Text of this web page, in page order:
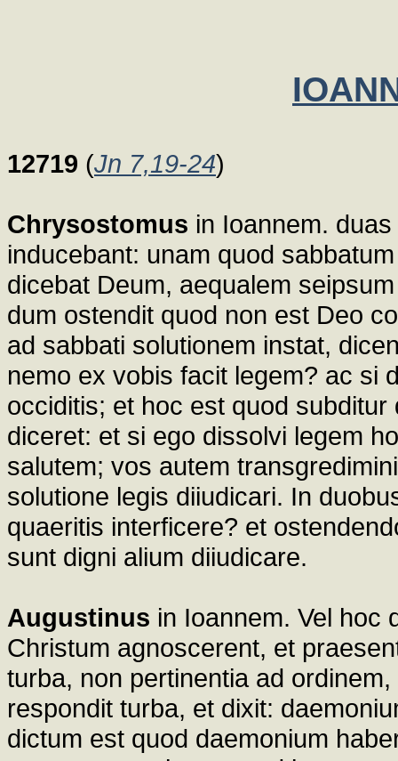
12719 (Jn 7,19-24)
Chrysostomus in Ioannem.
inducebant: unam quod
dicebat Deum, aequalem
dum ostendit quod non est Deo
ad sabbati solutionem instat,
nemo ex vobis facit legem? ac si
occiditis; et hoc est quod
diceret: et si ego dissolvi legem
salutem; vos autem
solutione legis diiudicari. In
quaeritis interficere? et
sunt digni alium diiudicare.
Augustinus in Ioannem. Vel hoc
Christum agnoscerent, et
turba, non pertinentia ad
respondit turba, et dixit:
dictum est quod daemonium